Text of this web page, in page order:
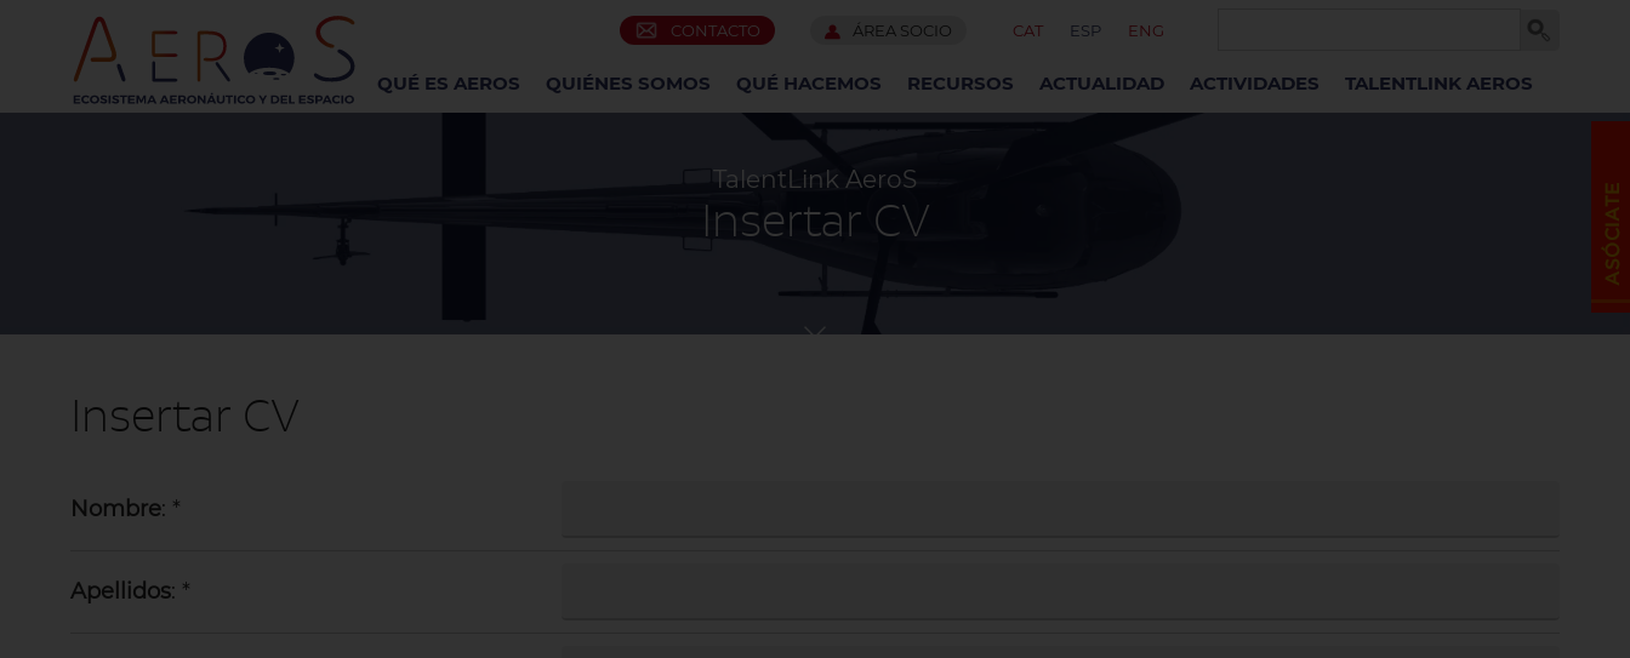
CONTACTO ÁREA SOCIO CAT ESP ENG
QUÉ ES AEROS QUIÉNES SOMOS QUÉ HACEMOS RECURSOS ACTUALIDAD ACTIVIDADES TALENTLINK AEROS
TalentLink AeroS
Insertar CV
Insertar CV
Nombre: *
Apellidos: *